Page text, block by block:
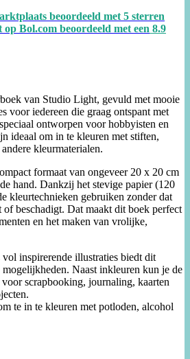
beoordeeld met 5 sterren
Bol.com beoordeeld met een 8.9
van Studio Light, gevuld met mooie
voor iedereen die graag ontspant met
ontworpen voor hobbyisten en
ideaal om in te kleuren met stiften,
kleurmaterialen.
formaat van ongeveer 20 x 20 cm
hand. Dankzij het stevige papier (120
kleurtechnieken gebruiken zonder dat
of beschadigt. Dat maakt dit boek perfect
en het maken van vrolijke,
vol inspirerende illustraties biedt dit
Naast inkleuren kun je de
scrapbooking, journaling, kaarten
te in te kleuren met potloden, alcohol